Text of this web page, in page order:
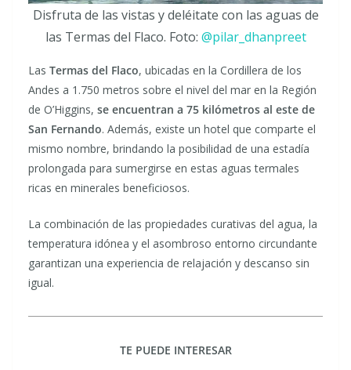
Disfruta de las vistas y deléitate con las aguas de
las Termas del Flaco. Foto: @pilar_dhanpreet
Las Termas del Flaco, ubicadas en la Cordillera de los
Andes a 1.750 metros sobre el nivel del mar en la Región
de O’Higgins, se encuentran a 75 kilómetros al este de
San Fernando. Además, existe un hotel que comparte el
mismo nombre, brindando la posibilidad de una estadía
prolongada para sumergirse en estas aguas termales
ricas en minerales beneficiosos.
La combinación de las propiedades curativas del agua, la
temperatura idónea y el asombroso entorno circundante
garantizan una experiencia de relajación y descanso sin
igual.
TE PUEDE INTERESAR